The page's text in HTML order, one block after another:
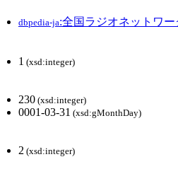
dbpedia-ja:全国ラジオネットワー
1 (xsd:integer)
230 (xsd:integer)
0001-03-31 (xsd:gMonthDay)
2 (xsd:integer)